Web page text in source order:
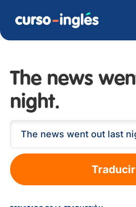
The news
night.
Traducir